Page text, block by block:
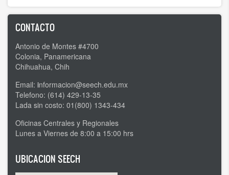
CONTACTO
Antonio de Montes #4700
Colonia, Panamericana
Chihuahua, Chih
Email: informacion@seech.edu.mx
Telefono: (614) 429-13-35
Lada sin costo: 01(800) 1343-434
Oficinas Centrales y Regionales
Lunes a Viernes de 8:00 a 15:00 hrs
UBICACION SEECH